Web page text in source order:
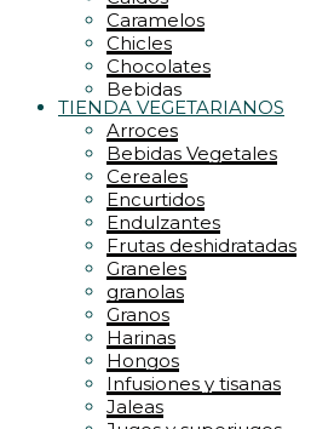
REPOSTERIA / DULCES
PASTELERIA – PAN
CHOCOLATES – CACAO
COBERTURAS – FONDAS
RELLENOS – GLASEADOS
SIROPES – ARROPES
Caramelos
Chicles
Chocolates
Bebidas
Chocolates y Cacao
Conservas
Cremas de untar
Dulces
Encurtidos
Endulzantes
Energéticos
Cereales
TIENDA VEGETARIANOS
Arroces
Bebidas Vegetales
Cereales
Encurtidos
Endulzantes
Frutas deshidratadas
Graneles
granolas
Granos
Harinas
Hongos
Infusiones y tisanas
Jaleas